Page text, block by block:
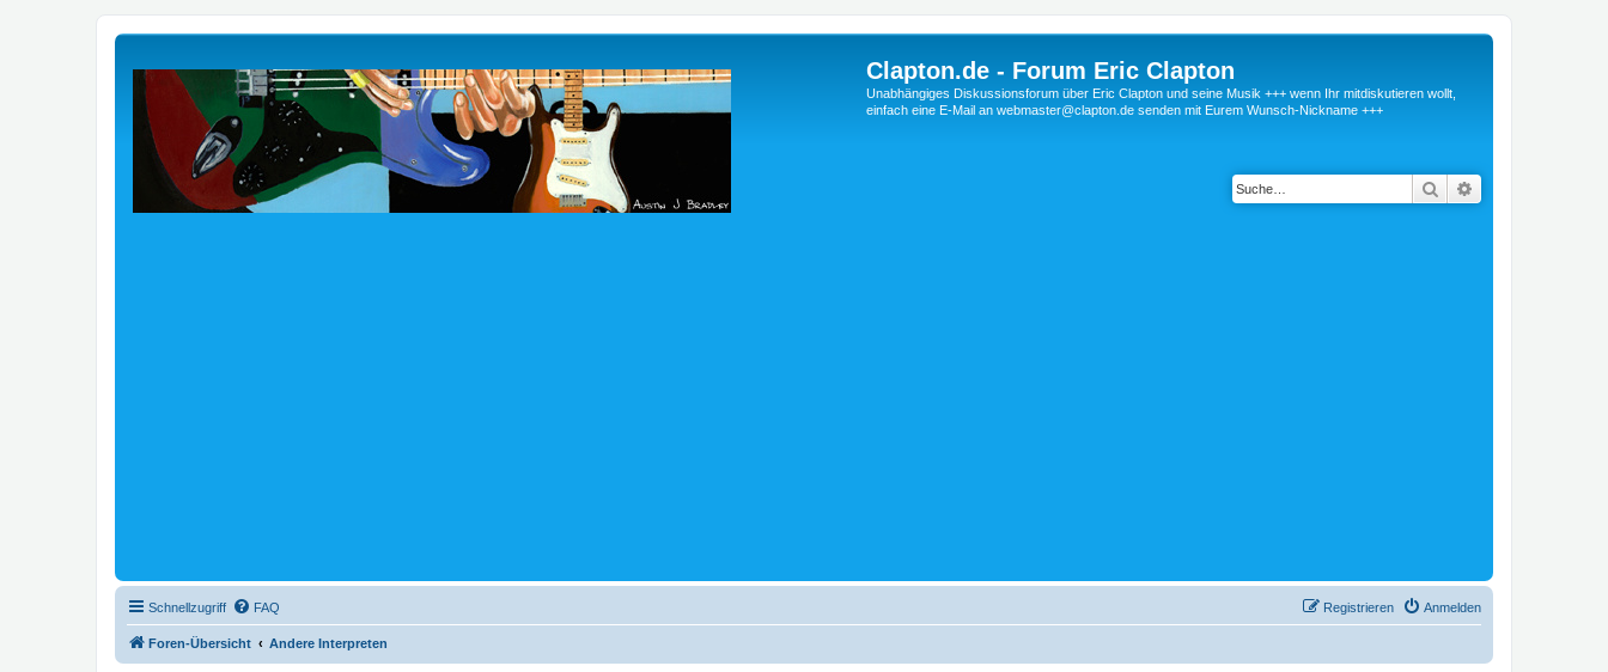
Clapton.de - Forum Eric Clapton
Unabhängiges Diskussionsforum über Eric Clapton und seine Musik +++ wenn Ihr mitdiskutieren wollt,
einfach eine E-Mail an webmaster@clapton.de senden mit Eurem Wunsch-Nickname +++
Suche
Schnellzugriff FAQ Anmelden
Registrieren
Foren-Übersicht Andere Interpreten